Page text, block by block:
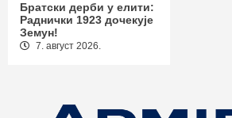
Братски дерби у елити:
Раднички 1923 дочекује
Земун!
7. август 2026.